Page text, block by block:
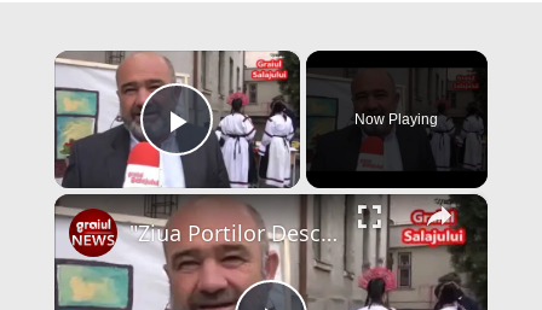
×
Play Video
Now Playing
×
"Ziua Portilor Deschise" la Colegiul National Silvania Zalau